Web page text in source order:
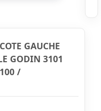
COTE GAUCHE
GODIN 3101
/